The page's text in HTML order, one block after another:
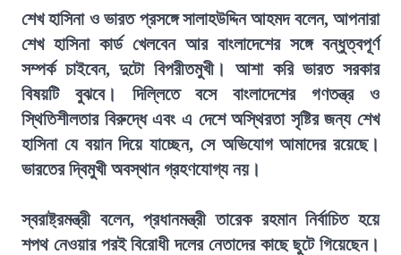
শেখ হাসিনা ও ভারত প্রসঙ্গে সালাহউদ্দিন আহমদ বলেন, আপনারা
শেখ হাসিনা কার্ড খেলবেন আর বাংলাদেশের সঙ্গে বন্ধুত্বপূর্ণ
সম্পর্ক চাইবেন, দুটো বিপরীতমুখী। আশা করি ভারত সরকার
বিষয়টি বুঝবে। দিল্লিতে বসে বাংলাদেশের গণতন্ত্র ও
স্থিতিশীলতার বিরুদ্ধে এবং এ দেশে অস্থিরতা সৃষ্টির জন্য শেখ
হাসিনা যে বয়ান দিয়ে যাচ্ছেন, সে অভিযোগ আমাদের রয়েছে।
ভারতের দ্বিমুখী অবস্থান গ্রহণযোগ্য নয়।
স্বরাষ্ট্রমন্ত্রী বলেন, প্রধানমন্ত্রী তারেক রহমান নির্বাচিত হয়ে
শপথ নেওয়ার পরই বিরোধী দলের নেতাদের কাছে ছুটে গিয়েছেন।